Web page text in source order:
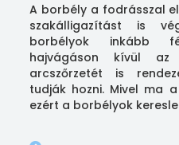
A borbély a fodrásszal
szakálligazítást is
borbélyok inkább
hajvágáson kívül
arcszőrzetét is
tudják hozni. Mivel ma
ezért a borbélyok